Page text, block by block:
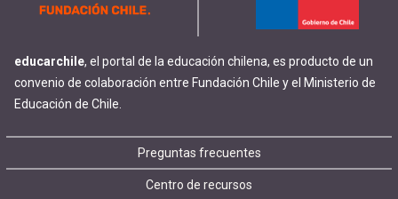
mi
cuenta
educarchile, el portal de la educación chilena, es producto de un
convenio de colaboración entre Fundación Chile y el Ministerio de
Educación de Chile.
Footer
Preguntas frecuentes
Centro de recursos